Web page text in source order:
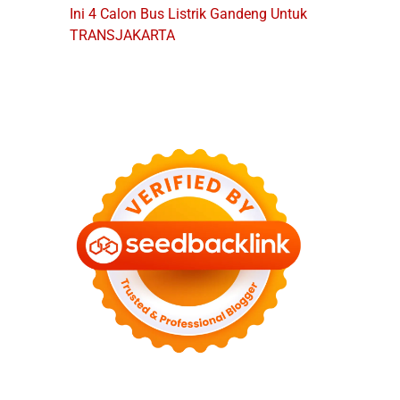
Ini 4 Calon Bus Listrik Gandeng Untuk
TRANSJAKARTA